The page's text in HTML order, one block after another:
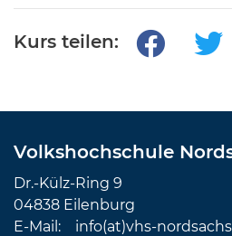
Kurs teilen:
Volkshochschule
Dr.-Külz-Ring 9
04838 Eilenburg
E-Mail: info(at)vhs-